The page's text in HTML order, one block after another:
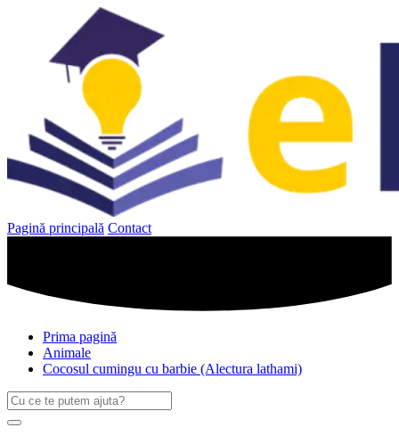
Pagină principală Contact
Prima pagină
Animale
Cocosul cumingu cu barbie (Alectura lathami)
Caută
după:
Search